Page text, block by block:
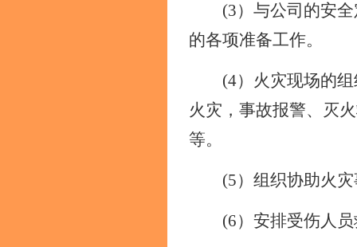
(3）与公司的安
的各项准备工作。
(4）火灾现场的
火灾，事故报警、灭
等。
(5）组织协助火灾
(6）安排受伤人